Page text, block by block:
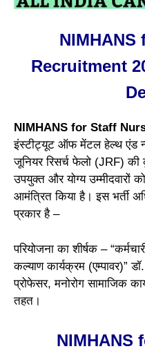
NIMHANS
Recruitment
NIMHANS for Staff
इंस्टीट्यूट ऑफ मेंटल हेल्थ एंड
जूनियर रिसर्च फेलो (JRF)
उपयुक्त और योग्य उम्मीदवारों
आमंत्रित किया है। इस भर्ती
प्रकार है –
परियोजना का शीर्षक –
कल्याण कार्यक्रम (एम्पावर)”
प्रोफेसर, मनोरोग सामाजिक
तहत।
NIMHANS